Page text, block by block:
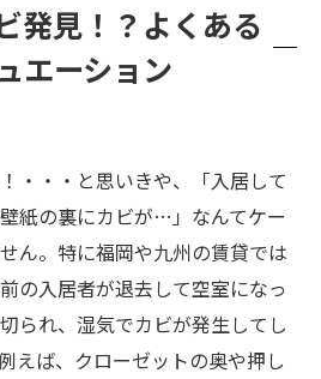
誰にある？～入居者 vs オー
要？カビ放置のリスク💡
わせ – カビは早めにプロへ相
発見！？よくある
エーション
・・・と思いきや、「入居して
紙の裏にカビが…」なんてケー
ん。特に福岡や九州の賃貸では
の入居者が退去して空室になっ
られ、湿気でカビが発生してし
えば、クローゼットの奥や押し